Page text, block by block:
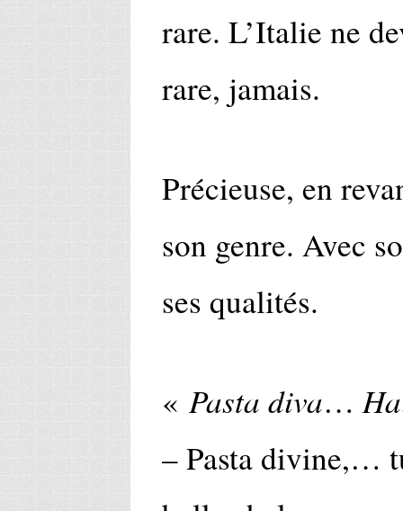
rare. L’Italie ne
rare, jamais.
Précieuse, en
son genre. Avec
ses qualités.
« Pasta diva…
– Pasta divine,…